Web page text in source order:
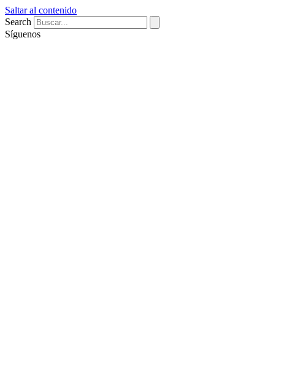
Saltar al contenido
Search
Síguenos